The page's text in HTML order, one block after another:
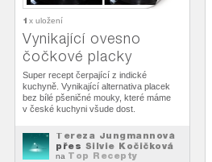
1 x uložení
Vynikající ovesno
čočkové placky
Super recept čerpající z indické
kuchyně. Vynikající alternativa placek
bez bílé pšeničné mouky, které máme
v české kuchyni všude dost.
Tereza Jungmannová
přes Silvie Kočičková
na Top Recepty